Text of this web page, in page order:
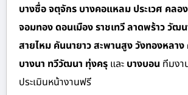
บางซื่อ จตุจักร บางคอแหลม ประเวศ คลอ
จอมทอง ดอนเมือง ราชเทวี ลาดพร้าว วัฒ
สายไหม คันนายาว สะพานสูง วังทองหลาง
บางนา ทวีวัฒนา ทุ่งครุ และ บางบอน ทีมงา
ประเมินหน้างานฟรี